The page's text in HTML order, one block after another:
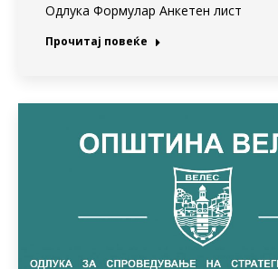
Одлука Формулар Анкетен лист
Прочитај повеќе